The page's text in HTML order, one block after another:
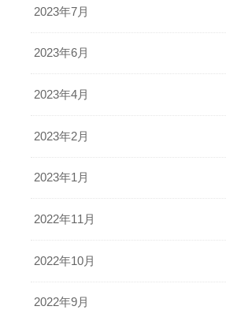
2023年7月
2023年6月
2023年4月
2023年2月
2023年1月
2022年11月
2022年10月
2022年9月